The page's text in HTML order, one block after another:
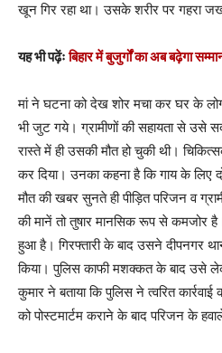
खून गिर रहा था। उसके शरीर पर गहरा
यह भी पढ़ेंःबिहार में बुजुर्गों का अब बढ़ेगा
मां ने घटना को देख शोर मचा कर घर के
भी जुट गये। ग्रामीणों की सहायता से
रास्ते में ही उसकी मौत हो चुकी थी।
कर दिया। उनका कहना है कि गाय के लिए
मौत की खबर सुनते ही पीड़ित परिजन व
की मानें तो तुषार मानसिक रूप से कमजोर
हुआ है। गिरफ्तारी के बाद उसने दीपनगर
किया। पुलिस काफी मशक्कत के बाद उसे
कुमार ने बताया कि पुलिस ने त्वरित
को पोस्टमार्टम कराने के बाद परिजन के